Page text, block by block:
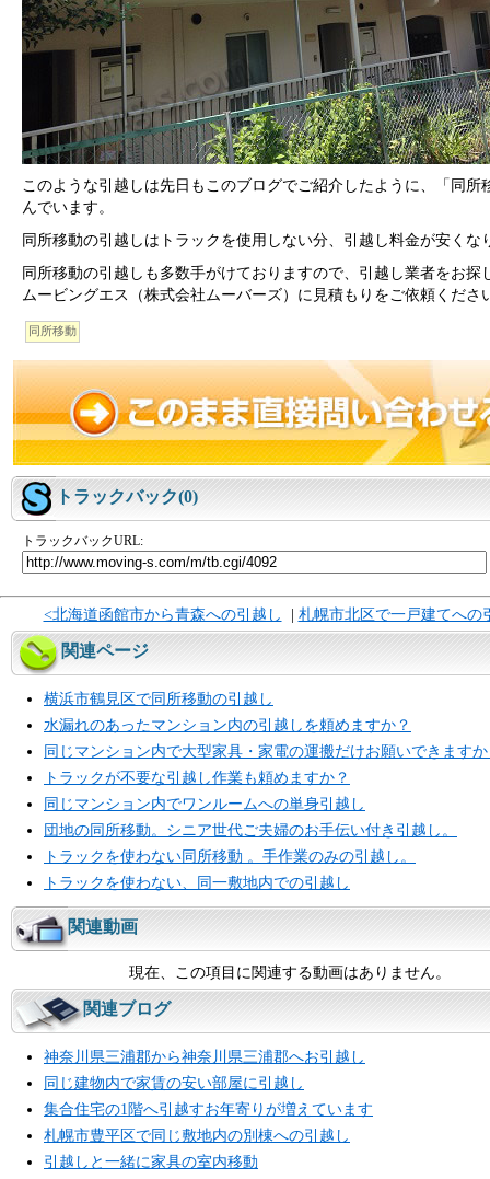
このような引越しは先日もこのブログでご紹介したように、「同所
んでいます。
同所移動の引越しはトラックを使用しない分、引越し料金が安くな
同所移動の引越しも多数手がけておりますので、引越し業者をお探
ムービングエス（株式会社ムーバーズ）に見積もりをご依頼くださ
同所移動
トラックバック(0)
トラックバックURL:
<北海道函館市から青森への引越し | 札幌市北区で一戸建てへの
関連ページ
横浜市鶴見区で同所移動の引越し
水漏れのあったマンション内の引越しを頼めますか？
同じマンション内で大型家具・家電の運搬だけお願いできます
トラックが不要な引越し作業も頼めますか？
同じマンション内でワンルームへの単身引越し
団地の同所移動。シニア世代ご夫婦のお手伝い付き引越し。
トラックを使わない同所移動 。手作業のみの引越し。
トラックを使わない、同一敷地内での引越し
関連動画
現在、この項目に関連する動画はありません。
関連ブログ
神奈川県三浦郡から神奈川県三浦郡へお引越し
同じ建物内で家賃の安い部屋に引越し
集合住宅の1階へ引越すお年寄りが増えています
札幌市豊平区で同じ敷地内の別棟への引越し
引越しと一緒に家具の室内移動